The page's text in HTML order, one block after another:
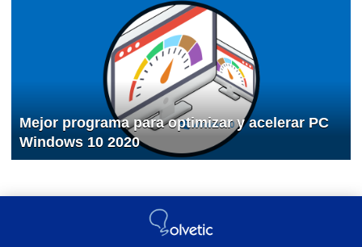
Mejor programa para optimizar y acelerar PC
Windows 10 2020